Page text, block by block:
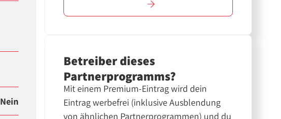
Nein
Betreiber dieses
Partnerprogramms?
Mit einem Premium-Eintrag wird dein
Eintrag werbefrei (inklusive Ausblendung
von ähnlichen Partnerprogrammen) und du